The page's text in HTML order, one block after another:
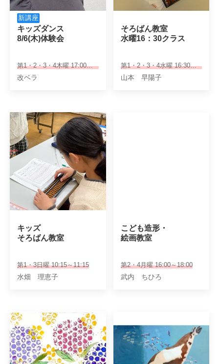
新講座
キッズダンス
8/6(木)体験会
第1・2・3・4木曜 17:00～18:00
改ベラ
そろばん教室
水曜16：30クラス
第1・2・3・4水曜 16:30～18:00
山本 早陽子
キッズ
そろばん教室
第1・3日曜 10:15～11:15
水畑 理恵子
こども造形・
絵画教室
第2・4月曜 16:00～18:00
武内 ちひろ